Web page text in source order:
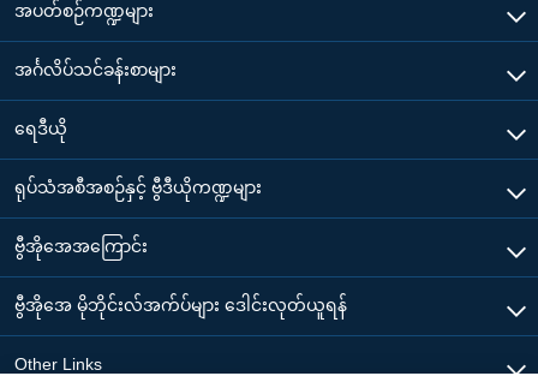
အပတ်စဉ်ကဏ္ဍများ
အင်္ဂလိပ်သင်ခန်းစာများ
ရေဒီယို
ရုပ်သံအစီအစဉ်နှင့် ဗွီဒီယိုကဏ္ဍများ
ဗွီအိုအေအကြောင်း
ဗွီအိုအေ မိုဘိုင်းလ်အက်ပ်များ ဒေါင်းလုတ်ယူရန်
Other Links